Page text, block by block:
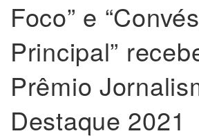
Foco” e “Convés
Principal”
Prêmio
Destaque 2021